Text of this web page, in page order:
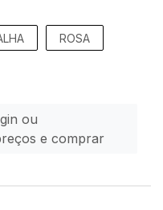
ROSA
ou
e comprar